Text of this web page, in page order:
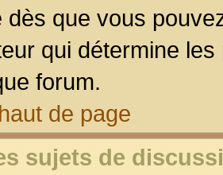
dès que vous
qui détermine
forum.
de page
sujets de